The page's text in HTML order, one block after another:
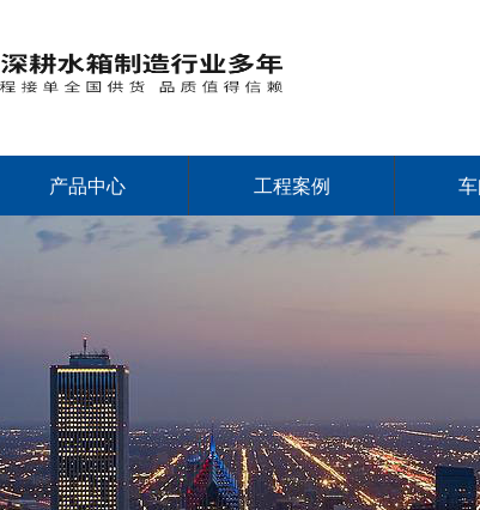
产品中心 工程案例